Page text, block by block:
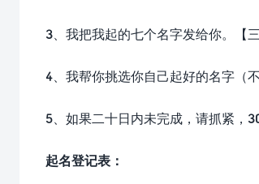
3、我把我起的七个名字发给你。【
4、我帮你挑选你自己起好的名字（
5、如果二十日内未完成，请抓紧，
起名登记表：